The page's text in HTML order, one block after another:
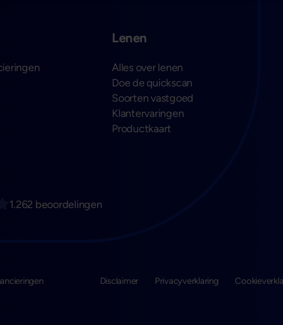
Lenen
Alles over lenen
Doe de quickscan
Soorten vastgoed
Klantervaringen
Productkaart
1.262 beoordelingen
Disclaimer Privacyverklaring